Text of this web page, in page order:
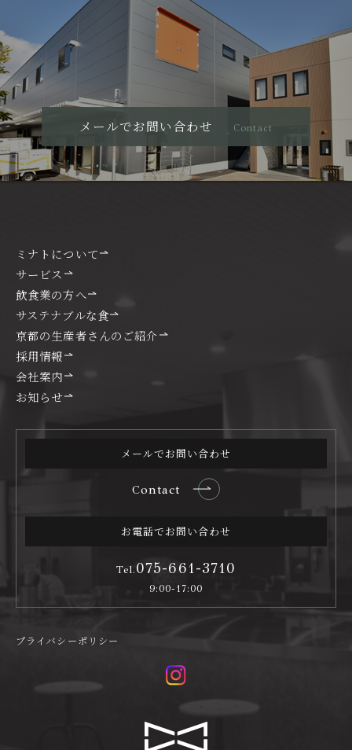
メールでお問い合わせ Contact
ミナトについて
サービス
飲食業の方へ
サステナブルな食
京都の生産者さんのご紹介
採用情報
会社案内
お知らせ
メールでお問い合わせ
Contact
お電話でお問い合わせ
Tel.075-661-3710
9:00-17:00
プライバシーポリシー